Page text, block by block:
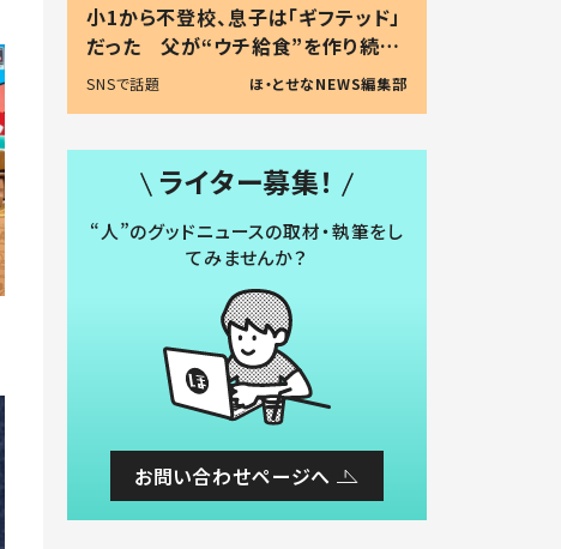
小1から不登校、息子は「ギフテッド」
だった 父が“ウチ給食”を作り続け
る理由とは #令和の親 #令和の子
SNSで話題 ほ・とせなNEWS編集部
ライター募集！
“人”のグッドニュースの取材・執筆をし
てみませんか？
お問い合わせページへ